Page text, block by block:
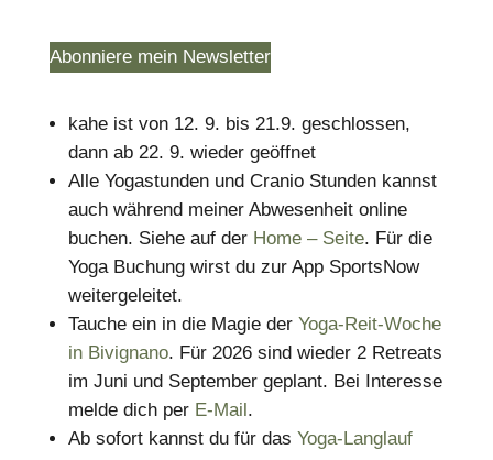
Abonniere mein Newsletter
kahe ist von 12. 9. bis 21.9. geschlossen,
dann ab 22. 9. wieder geöffnet
Alle Yogastunden und Cranio Stunden kannst
auch während meiner Abwesenheit online
buchen. Siehe auf der Home – Seite. Für die
Yoga Buchung wirst du zur App SportsNow
weitergeleitet.
Tauche ein in die Magie der Yoga-Reit-Woche
in Bivignano. Für 2026 sind wieder 2 Retreats
im Juni und September geplant. Bei Interesse
melde dich per E-Mail.
Ab sofort kannst du für das Yoga-Langlauf